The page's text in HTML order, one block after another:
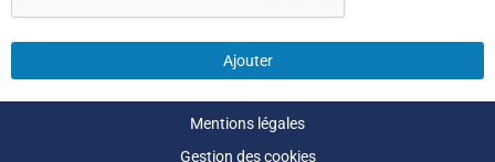
Ajouter
Mentions légales
Gestion des cookies